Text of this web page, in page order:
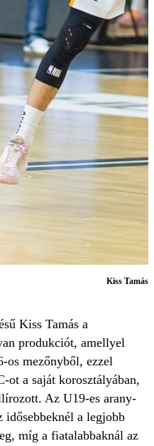
Kiss Tamás
Kiss Tamás a
produkciót, amellyel
os mezőnyből, ezzel
ot a saját korosztályában,
Az U19-es arany-
idősebbeknél a legjobb
míg a fiatalabbaknál az